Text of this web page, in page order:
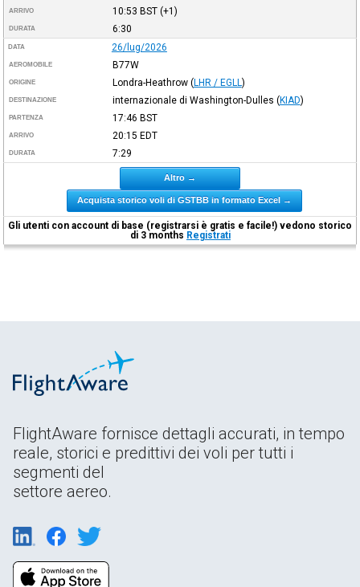
ARRIVO 10:53 BST(+1)
DURATA 6:30
DATA 26/lug/2026
AEROMOBILE B77W
ORIGINE Londra-Heathrow (LHR / EGLL )
DESTINAZIONE internazionale di Washington-Dulles (KIAD)
PARTENZA 17:46 BST
ARRIVO 20:15 EDT
DURATA 7:29
Altro →
Acquista storico voli di GSTBB in formato Excel →
Gli utenti con account di base (registrarsi è gratis e facile!) vedono storico
di 3 months Registrati
FlightAware fornisce dettagli accurati, in tempo
reale, storici e predittivi dei voli per tutti i
segmenti del
settore aereo.